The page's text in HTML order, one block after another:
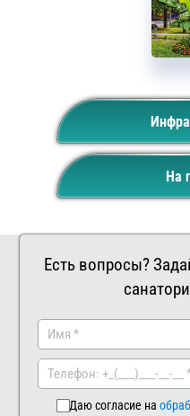
На
Есть вопросы?
Даю согласие на